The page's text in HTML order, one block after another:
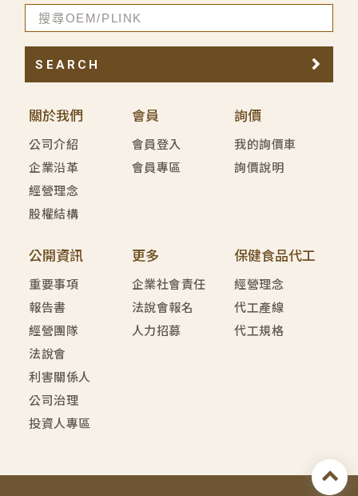
關於我們
公司介紹
企業沿革
經營理念
股權結構
會員
會員登入
會員專區
詢價
我的詢價車
詢價說明
公開資訊
重要事項
報告書
經營團隊
法說會
利害關係人
公司治理
投資人專區
更多
企業社會責任
法說會報名
人力招募
保健食品代工
經營理念
代工產線
代工規格
SEARCH